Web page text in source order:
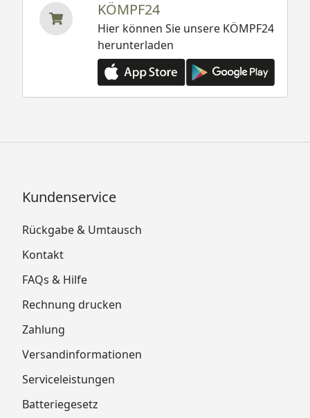
KÖMPF24
Hier können Sie unsere KÖMPF24
herunterladen
Kundenservice
Rückgabe & Umtausch
Kontakt
FAQs & Hilfe
Rechnung drucken
Zahlung
Versandinformationen
Serviceleistungen
Batteriegesetz